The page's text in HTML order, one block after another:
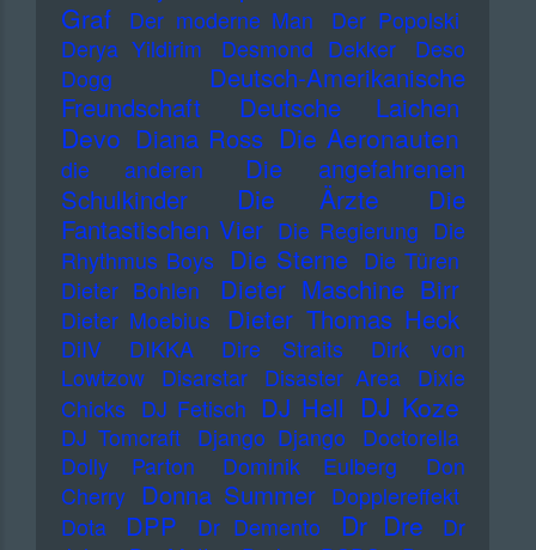
Graf
Der moderne Man
Der Popolski
Derya Yildirim
Desmond Dekker
Deso
Dogg
Deutsch-Amerikanische
Freundschaft
Deutsche Laichen
Devo Diana Ross Die Aeronauten
die anderen
Die angefahrenen
Schulkinder
Die Ärzte
Die
Fantastischen Vier Die Regierung Die
Rhythmus Boys Die Sterne Die Türen
Dieter Bohlen
Dieter Maschine Birr
Dieter Moebius Dieter Thomas Heck
DiIV DIKKA Dire Straits
Dirk von
Lowtzow
Disarstar Disaster Area
Dixie
Chicks DJ Fetisch DJ Hell DJ Koze
DJ Tomcraft Django Django
Doctorella
Dolly Parton
Dominik Eulberg
Don
Cherry Donna Summer Dopplereffekt
Dota
DPP Dr Demento Dr Dre
Dr